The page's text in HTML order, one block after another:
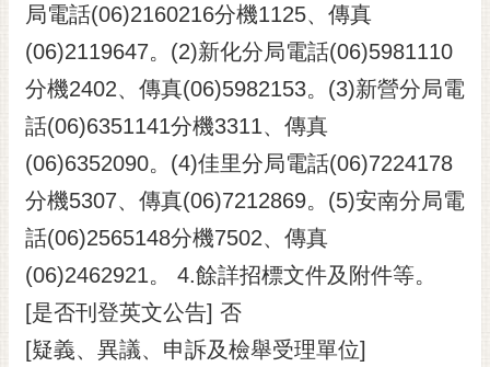
局電話(06)2160216分機1125、傳真
(06)2119647。(2)新化分局電話(06)5981110
分機2402、傳真(06)5982153。(3)新營分局電
話(06)6351141分機3311、傳真
(06)6352090。(4)佳里分局電話(06)7224178
分機5307、傳真(06)7212869。(5)安南分局電
話(06)2565148分機7502、傳真
(06)2462921。 4.餘詳招標文件及附件等。
[是否刊登英文公告] 否
[疑義、異議、申訴及檢舉受理單位]